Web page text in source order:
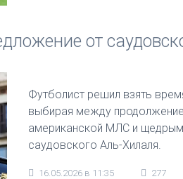
от
Футболист решил взять
выбирая между
американской МЛС и
саудовского Аль-Хилаля.
16.05.2026 в 11:35 277